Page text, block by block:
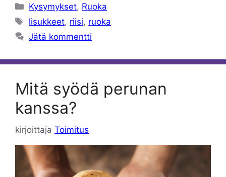
Kategoriat
Kysymykset, Ruoka
Avainsanat
lisukkeet, riisi, ruoka
Jätä kommentti
Mitä syödä perunan
kanssa?
kirjoittaja Toimitus